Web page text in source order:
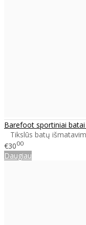
Barefoot sportiniai
Tikslūs batų
€3000
Daugiau